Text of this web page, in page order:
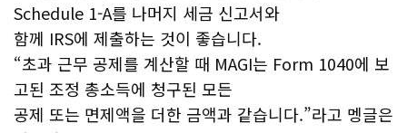
Schedule 1-A를 나머지 세금 신고서와
함께 IRS에 제출하는 것이 좋습니다.
“초과 근무 공제를 계산할 때 MAGI는 Form 1040에 보
고된 조정 총소득에 청구된 모든
공제 또는 면제액을 더한 금액과 같습니다.”라고 멩글은